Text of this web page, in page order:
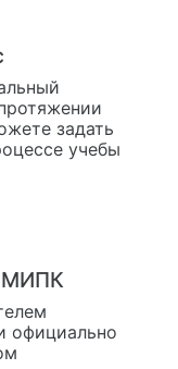
задать
учебы
МИПК
официально